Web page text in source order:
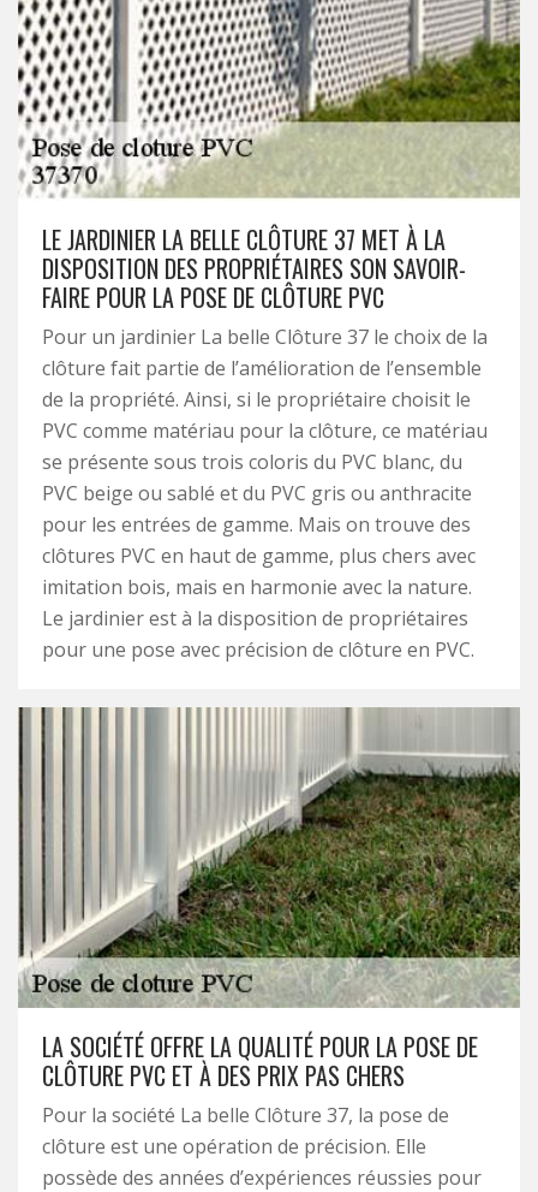
LE JARDINIER LA BELLE CLÔTURE 37 MET À LA
DISPOSITION DES PROPRIÉTAIRES SON SAVOIR-
FAIRE POUR LA POSE DE CLÔTURE PVC
Pour un jardinier La belle Clôture 37 le choix de la
clôture fait partie de l’amélioration de l’ensemble
de la propriété. Ainsi, si le propriétaire choisit le
PVC comme matériau pour la clôture, ce matériau
se présente sous trois coloris du PVC blanc, du
PVC beige ou sablé et du PVC gris ou anthracite
pour les entrées de gamme. Mais on trouve des
clôtures PVC en haut de gamme, plus chers avec
imitation bois, mais en harmonie avec la nature.
Le jardinier est à la disposition de propriétaires
pour une pose avec précision de clôture en PVC.
LA SOCIÉTÉ OFFRE LA QUALITÉ POUR LA POSE DE
CLÔTURE PVC ET À DES PRIX PAS CHERS
Pour la société La belle Clôture 37, la pose de
clôture est une opération de précision. Elle
possède des années d’expériences réussies pour